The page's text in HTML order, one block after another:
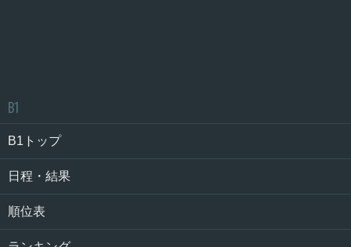
B1
B1トップ
日程・結果
順位表